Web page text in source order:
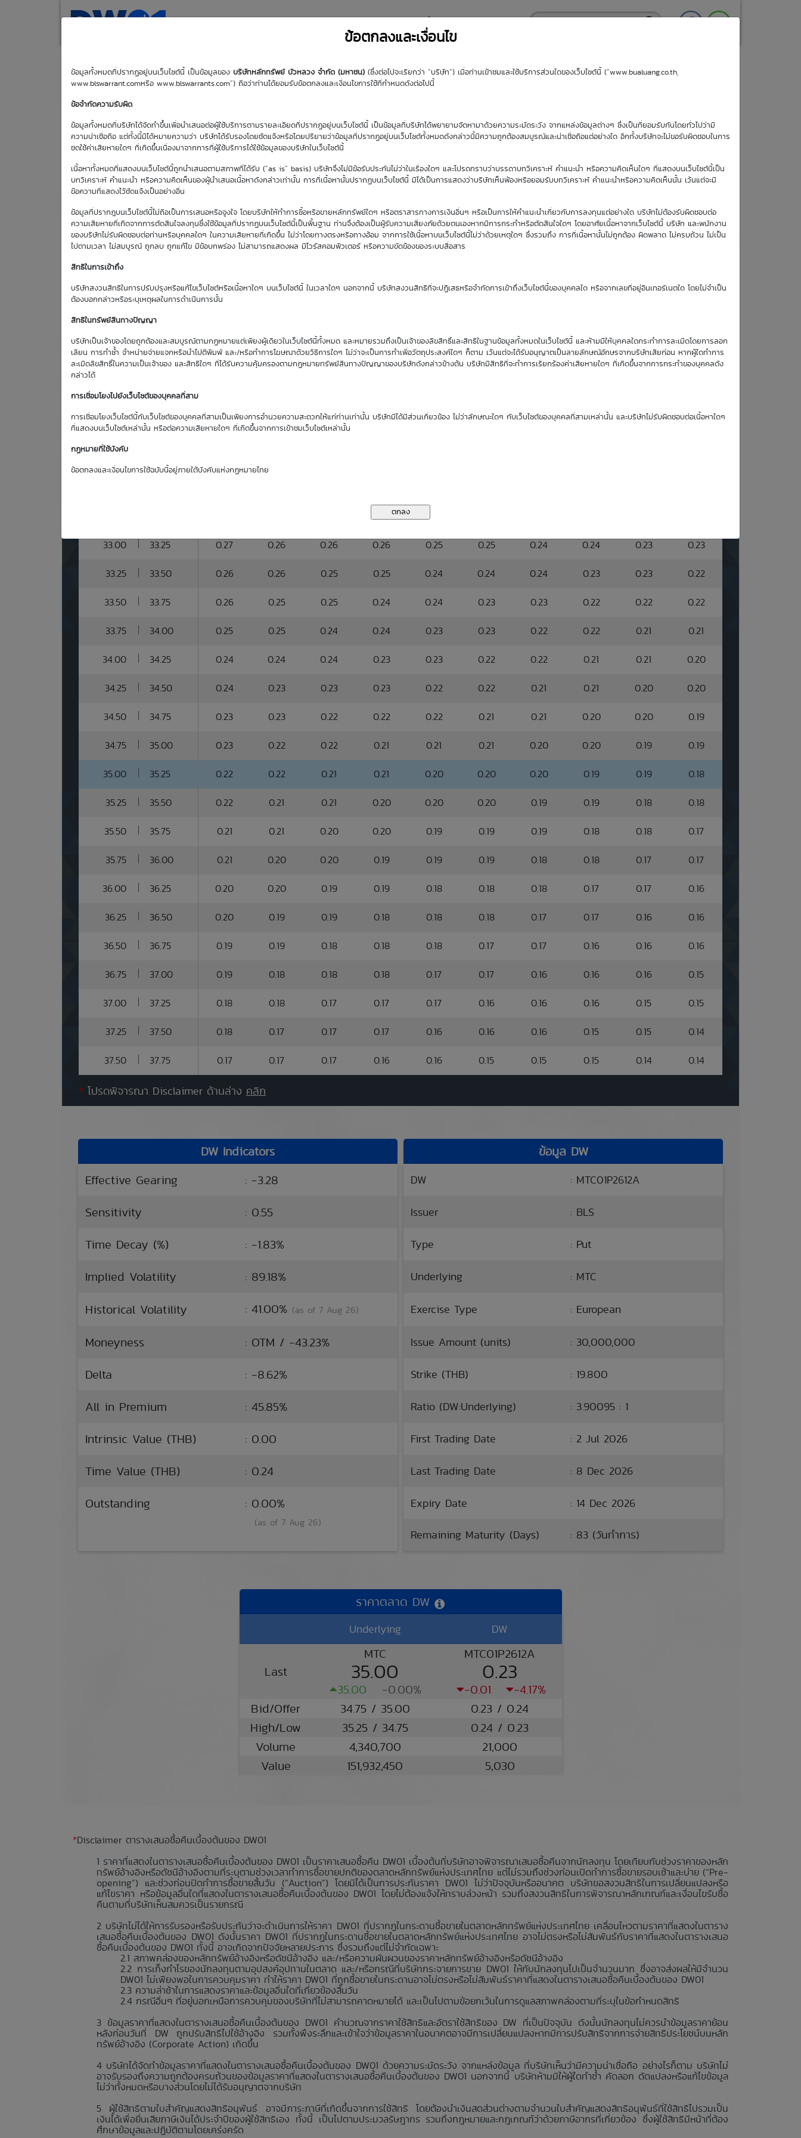
ข้อตกลงและเงื่อนไข
ข้อมูลทั้งหมดที่ปรากฏอยู่บนเว็บไซต์นี้ เป็นข้อมูลของ บริษัทหลักทรัพย์ บัวหลวง จำกัด (มหาชน) (ซึ่งต่อไปจะเรียกว่า “บริษัท”) เมื่อท่านเข้าชมและใช้บริการส่วนใดของเว็บไซต์นี้ (“www.bualuang.co.th,
www.blswarrant.comหรือ www.blswarrants.com”) ถือว่าท่านได้ยอมรับข้อตกลงและเงื่อนไขการใช้ที่กำหนดดังต่อไปนี้
ข้อจำกัดความรับผิด
ข้อมูลทั้งหมดที่บริษัทได้จัดทำขึ้นเพื่อนำเสนอต่อผู้ใช้บริการตามรายละเอียดที่ปรากฏอยู่บนเว็บไซต์นี้ เป็นข้อมูลที่บริษัทได้พยายามจัดหามาด้วยความระมัดระวัง จากแหล่งข้อมูลต่างๆ ซึ่งเป็นที่ยอมรับกันโดยทั่วไปว่ามี
ความน่าเชื่อถือ แต่ทั้งนี้มิได้หมายความว่า บริษัทได้รับรองโดยชัดแจ้งหรือโดยปริยายว่าข้อมูลที่ปรากฏอยู่บนเว็บไซต์ทั้งหมดดังกล่าวนี้มีความถูกต้องสมบูรณ์และน่าเชื่อถือแต่อย่างใด อีกทั้งบริษัทจะไม่ขอรับผิดชอบในการ
ชดใช้ค่าเสียหายใดๆ ที่เกิดขึ้นเนื่องมาจากการที่ผู้ใช้บริการได้ใช้ข้อมูลของบริษัทในเว็บไซต์นี้
เนื้อหาทั้งหมดที่แสดงบนเว็บไซต์นี้ถูกนำเสนอตามสภาพที่ได้รับ (“as is” basis) บริษัทจึงไม่มีข้อรับประกันไม่ว่าในเรื่องใดๆ และโปรดทราบว่าบรรดาบทวิเคราะห์ คำแนะนำ หรือความคิดเห็นใดๆ ที่แสดงบนเว็บไซต์นี้เป็น
บทวิเคราะห์ คำแนะนำ หรือความคิดเห็นของผู้นำเสนอเนื้อหาดังกล่าวเท่านั้น การที่เนื้อหานั้นปรากฏบนเว็บไซต์นี้ มิได้เป็นการแสดงว่าบริษัทเห็นพ้องหรือยอมรับบทวิเคราะห์ คำแนะนำหรือความคิดเห็นนั้น เว้นแต่จะมี
ข้อความที่แสดงไว้ชัดแจ้งเป็นอย่างอื่น
ข้อมูลที่ปรากฎบนเว็บไซต์นี้ไม่ถือเป็นการเสนอหรือจูงใจ โดยบริษัทให้ทำการซื้อหรือขายหลักทรัพย์ใดๆ หรือตราสารทางการเงินอื่นๆ หรือเป็นการให้คำแนะนำเกี่ยวกับการลงทุนแต่อย่างใด บริษัทไม่ต้องรับผิดชอบต่อ
ความเสียหายที่เกิดจากการตัดสินใจลงทุนซึ่งใช้ข้อมูลที่ปรากฏบนเว็บไซต์นี้เป็นพื้นฐาน ท่านจึงต้องเป็นผู้รับความเสี่ยงภัยด้วยตนเองหากมีการกระทำหรือตัดสินใจใดๆ โดยอาศัยเนื้อหาจากเว็บไซต์นี้ บริษัท และพนักงาน
ของบริษัทไม่รับผิดชอบต่อท่านหรือบุคคลใดๆ ในความเสียหายที่เกิดขึ้น ไม่ว่าโดยทางตรงหรือทางอ้อม จากการใช้เนื้อหาบนเว็บไซต์นี้ไม่ว่าด้วยเหตุใดๆ ซึ่งรวมถึง การที่เนื้อหานั้นไม่ถูกต้อง ผิดพลาด ไม่ครบถ้วน ไม่เป็น
ไปตามเวลา ไม่สมบูรณ์ ถูกลบ ถูกแก้ไข มีข้อบกพร่อง ไม่สามารถแสดงผล มีไวรัสคอมพิวเตอร์ หรือความขัดข้องของระบบสื่อสาร
สิทธิในการเข้าถึง
บริษัทสงวนสิทธิในการปรับปรุงหรือแก้ไขเว็บไซต์หรือเนื้อหาใดๆ บนเว็บไซต์นี้ ในเวลาใดๆ นอกจากนี้ บริษัทสงวนสิทธิที่จะปฏิเสธหรือจำกัดการเข้าถึงเว็บไซต์นี้ของบุคคลใด หรือจากเลขที่อยู่อินเทอร์เนตใด โดยไม่จำเป็น
ต้องบอกกล่าวหรือระบุเหตุผลในการดำเนินการนั้น
สิทธิในทรัพย์สินทางปัญญา
บริษัทเป็นเจ้าของโดยถูกต้องและสมบูรณ์ตามกฏหมายแต่เพียงผู้เดียวในเว็บไซต์นี้ทั้งหมด และหมายรวมถึงเป็นเจ้าของลิขสิทธิ์และสิทธิในฐานข้อมูลทั้งหมดในเว็บไซต์นี้ และห้ามมิให้บุคคลใดกระทำการละเมิดโดยการลอก
เลียน การทำซ้ำ จำหน่ายจ่ายแจกหรือนำไปตีพิมพ์ และ/หรือทำการโฆษณาด้วยวิธีการใดๆ ไม่ว่าจะเป็นการทำเพื่อวัตถุประสงค์ใดๆ ก็ตาม เว้นแต่จะได้รับอนุญาตเป็นลายลักษณ์อักษรจากบริษัทเสียก่อน หากผู้ใดทำการ
ละเมิดลิขสิทธิ์ในความเป็นเจ้าของ และสิทธิใดๆ ที่ได้รับความคุ้มครองตามกฏหมายทรัพย์สินทางปัญญาของบริษัทดังกล่าวข้างต้น บริษัทมีสิทธิที่จะทำการเรียกร้องค่าเสียหายใดๆ ที่เกิดขึ้นจากการกระทำของบุคคลดัง
กล่าวได้
การเชื่อมโยงไปยังเว็บไซต์ของบุคคลที่สาม
การเชื่อมโยงเว็บไซต์นี้กับเว็บไซต์ของบุคคลที่สามเป็นเพียงการอำนวยความสะดวกให้แก่ท่านเท่านั้น บริษัทมิได้มีส่วนเกี่ยวข้อง ไม่ว่าลักษณะใดๆ กับเว็บไซต์ของบุคคลที่สามเหล่านั้น และบริษัทไม่รับผิดชอบต่อเนื้อหาใดๆ
ที่แสดงบนเว็บไซต์เหล่านั้น หรือต่อความเสียหายใดๆ ที่เกิดขึ้นจากการเข้าชมเว็บไซต์เหล่านั้น
กฏหมายที่ใช้บังคับ
ข้อตกลงและเงื่อนไขการใช้ฉบับนี้อยู่ภายใต้บังคับแห่งกฏหมายไทย
Home(current)
Search My DW Highlight DW มุมความรู้ DW Search
MTC01P2612A
แรก
2 ก.ค. 2569
วันซื้อขายปัจจุบัน
8 ส.ค. 2569
สุดท้าย
8 ธ.ค. 2569
-3.28 -1.83 % 83
ตารางเสนอซื้อคืนเบื้องต้นของ DW01*
ราคาเสนอซื้อคืนเบื้องต้นของ MTC01P2612A
MTC
Bid | Offer
0.26 0.26
33.00 33.25 0.27 0.26 0.26 0.26 0.25 0.25 0.24 0.24 0.23 0.23
33.25 33.50 0.26 0.26 0.25 0.25 0.24 0.24 0.24 0.23 0.23 0.22
33.50 33.75 0.26 0.25 0.25 0.24 0.24 0.23 0.23 0.22 0.22 0.22
33.75 34.00 0.25 0.25 0.24 0.24 0.23 0.23 0.22 0.22 0.21 0.21
34.00 34.25 0.24 0.24 0.24 0.23 0.23 0.22 0.22 0.21 0.21 0.20
34.25 34.50 0.24 0.23 0.23 0.23 0.22 0.22 0.21 0.21 0.20 0.20
34.50 34.75 0.23 0.23 0.22 0.22 0.22 0.21 0.21 0.20 0.20 0.19
34.75 35.00 0.23 0.22 0.22 0.21 0.21 0.21 0.20 0.20 0.19 0.19
35.00 35.25 0.22 0.22 0.21 0.21 0.20 0.20 0.20 0.19 0.19 0.18
35.25 35.50 0.22 0.21 0.21 0.20 0.20 0.20 0.19 0.19 0.18 0.18
35.50 35.75 0.21 0.21 0.20 0.20 0.19 0.19 0.19 0.18 0.18 0.17
35.75 36.00 0.21 0.20 0.20 0.19 0.19 0.19 0.18 0.18 0.17 0.17
36.00 36.25 0.20 0.20 0.19 0.19 0.18 0.18 0.18 0.17 0.17 0.16
36.25 36.50 0.20 0.19 0.19 0.18 0.18 0.18 0.17 0.17 0.16 0.16
36.50 36.75 0.19 0.19 0.18 0.18 0.18 0.17 0.17 0.16 0.16 0.16
36.75 37.00 0.19 0.18 0.18 0.18 0.17 0.17 0.16 0.16 0.16 0.15
37.00 37.25 0.18 0.18 0.17 0.17 0.17 0.16 0.16 0.16 0.15 0.15
37.25 37.50 0.18 0.17 0.17 0.17 0.16 0.16 0.16 0.15 0.15 0.14
37.50 37.75 0.17 0.17 0.17 0.16 0.16 0.15 0.15 0.15 0.14 0.14
* โปรดพิจารณา Disclaimer ด้านล่าง คลิก
DW Indicators
Effective Gearing
: -3.28
Sensitivity
: 0.55
Time Decay (%)
: -1.83%
Implied Volatility
: 89.18%
Historical Volatility
: 41.00% (as of 7 Aug 26)
Moneyness
: OTM / -43.23%
Delta
: -8.62%
All in Premium
: 45.85%
Intrinsic Value (THB)
: 0.00
Time Value (THB)
: 0.24
Outstanding
: 0.00%
(as of 7 Aug 26)
ข้อมูล DW
DW : MTC01P2612A
Issuer : BLS
Type : Put
Underlying : MTC
Exercise Type : European
Issue Amount (units) : 30,000,000
Strike (THB) : 19.800
Ratio (DW:Underlying) : 3.90095 : 1
First Trading Date : 2 Jul 2026
Last Trading Date : 8 Dec 2026
Expiry Date : 14 Dec 2026
Remaining Maturity (Days) : 83 (วันทำการ)
ราคาตลาด DW
Underlying DW
Last
MTC
35.00
35.00 -0.00%
MTC01P2612A
0.23
-0.01
-4.17%
Bid/Offer
34.75 / 35.00
0.23 / 0.24
High/Low
35.25 / 34.75
0.24 / 0.23
Volume
4,340,700
21,000
Value
151,932,450 5,030
*Disclaimer ตารางเสนอซื้อคืนเบื้องต้นของ DW01
ราคาที่แสดงในตารางเสนอซื้อคืนเบื้องต้นของ DW01 เป็นราคาเสนอซื้อคืน DW01 เบื้องต้นที่บริษัทอาจพิจารณาเสนอซื้อคืนจากนักลงทุน โดยเทียบกับช่วงราคาของหลัก
ทรัพย์อ้างอิงหรือดัชนีอ้างอิงตามที่ระบุตามช่วงเวลาทำการซื้อขายปกติของตลาดหลักทรัพย์แห่งประเทศไทย แต่ไม่รวมถึงช่วงก่อนเปิดทำการซื้อขายรอบเช้าและบ่าย (“Pre-
opening”) และช่วงก่อนปิดทำการซื้อขายสิ้นวัน (“Auction”) โดยมิได้เป็นการประกันราคา DW01 ไม่ว่าปัจจุบันหรืออนาคต บริษัทขอสงวนสิทธิในการเปลี่ยนแปลงหรือ
แก้ไขราคา หรือข้อมูลอื่นใดที่แสดงในตารางเสนอซื้อคืนเบื้องต้นของ DW01 โดยไม่ต้องแจ้งให้ทราบล่วงหน้า รวมถึงสงวนสิทธิในการพิจารณาหลักเกณฑ์และเงื่อนไขรับซื้อ
คืนตามที่บริษัทเห็นสมควรเป็นรายกรณี
บริษัทไม่ได้ให้การรับรองหรือรับประกันว่าจะดำเนินการให้ราคา DW01 ที่ปรากฏในกระดานซื้อขายในตลาดหลักทรัพย์แห่งประเทศไทย เคลื่อนไหวตามราคาที่แสดงในตาราง
เสนอซื้อคืนเบื้องต้นของ DW01 ดังนั้นราคา DW01 ที่ปรากฏในกระดานซื้อขายในตลาดหลักทรัพย์แห่งประเทศไทย อาจไม่ตรงหรือไม่สัมพันธ์กับราคาที่แสดงในตารางเสนอ
ซื้อคืนเบื้องต้นของ DW01 ทั้งนี้ อาจเกิดจากปัจจัยหลายประการ ซึ่งรวมถึงแต่ไม่จำกัดเฉพาะ
สภาพคล่องของหลักทรัพย์อ้างอิงหรือดัชนีอ้างอิง และ/หรือความผันผวนของราคาหลักทรัพย์อ้างอิงหรือดัชนีอ้างอิง
การเก็งกำไรของนักลงทุนตามอุปสงค์อุปทานในตลาด และ/หรือกรณีที่บริษัทกระจายการขาย DW01 ให้กับนักลงทุนไปเป็นจำนวนมาก ซึ่งอาจส่งผลให้มีจำนวน
DW01 ไม่เพียงพอในการควบคุมราคา ทำให้ราคา DW01 ที่ถูกซื้อขายในกระดานอาจไม่ตรงหรือไม่สัมพันธ์ราคาที่แสดงในตารางเสนอซื้อคืนเบื้องต้นของ DW01
ความล่าช้าในการแสดงราคาและข้อมูลอื่นใดที่เกี่ยวข้องสิ้นวัน
กรณีอื่นๆ ที่อยู่นอกเหนือการควบคุมของบริษัทที่ไม่สามารถคาดหมายได้ และเป็นไปตามข้อยกเว้นในการดูแลสภาพคล่องตามที่ระบุในข้อกำหนดสิทธิ
ข้อมูลราคาที่แสดงในตารางเสนอซื้อคืนเบื้องต้นของ DW01 คำนวณจากราคาใช้สิทธิและอัตราใช้สิทธิของ DW ที่เป็นปัจจุบัน ดังนั้นนักลงทุนไม่ควรนำข้อมูลราคาย้อน
หลังก่อนวันที่ DW ถูกปรับสิทธิไปใช้อ้างอิง รวมทั้งพึงระลึกและเข้าใจว่าข้อมูลราคาในอนาคตอาจมีการเปลี่ยนแปลงหากมีการปรับสิทธิจากการจ่ายสิทธิประโยชน์บนหลัก
ทรัพย์อ้างอิง (Corporate Action) เกิดขึ้น
บริษัทได้จัดทำข้อมูลราคาที่แสดงในตารางเสนอซื้อคืนเบื้องต้นของ DW01 ด้วยความระมัดระวัง จากแหล่งข้อมูล ที่บริษัทเห็นว่ามีความน่าเชื่อถือ อย่างไรก็ตาม บริษัทไม่
อาจรับรองถึงความถูกต้องครบถ้วนของข้อมูลราคาที่แสดงในตารางเสนอซื้อคืนเบื้องต้นของ DW01 นอกจากนี้ บริษัทห้ามมิให้ผู้ใดทำซ้ำ คัดลอก ดัดแปลงหรือแก้ไขข้อมูล
ไม่ว่าทั้งหมดหรือบางส่วนโดยไม่ได้รับอนุญาตจากบริษัท
ผู้ใช้สิทธิตามใบสำคัญแสดงสิทธิอนุพันธ์ อาจมีภาระภาษีที่เกิดขึ้นจากการใช้สิทธิ โดยต้องนำเงินสดส่วนต่างตามจำนวนใบสำคัญแสดงสิทธิอนุพันธ์ที่ใช้สิทธิไปรวมเป็น
เงินได้เพื่อยื่นเสียภาษีเงินได้ประจำปีของผู้ใช้สิทธิเอง ทั้งนี้ เป็นไปตามประมวลรัษฎากร รวมถึงกฎหมายและกฎเกณฑ์ว่าด้วยภาษีอากรที่เกี่ยวข้อง ซึ่งผู้ใช้สิทธิมีหน้าที่ต้อง
ศึกษาข้อมูลและปฏิบัติตามโดยเคร่งครัด